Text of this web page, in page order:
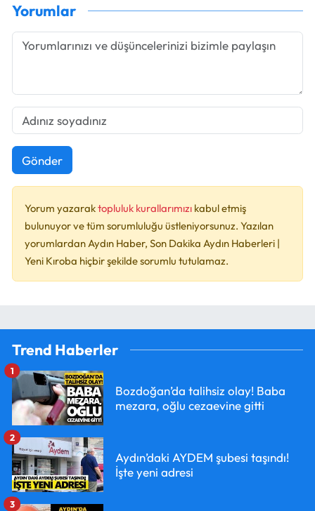
Yorumlar
Gönder
Yorum yazaraktopluluk kurallarımızı kabul etmiş
bulunuyor ve tüm sorumluluğu üstleniyorsunuz. Yazılan
yorumlardan Aydın Haber, Son Dakika Aydın Haberleri |
Yeni Kıroba hiçbir şekilde sorumlu tutulamaz.
Trend Haberler
Bozdoğan’da talihsiz olay! Baba
mezara, oğlu cezaevine gitti
1
Aydın’daki AYDEM şubesi taşındı!
İşte yeni adresi
2
3